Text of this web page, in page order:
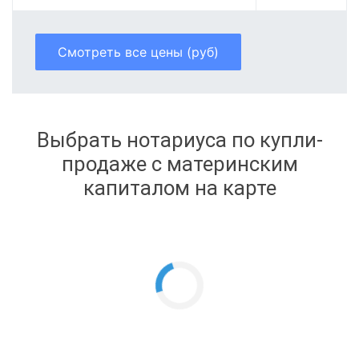
Смотреть все цены (руб)
Выбрать нотариуса по купли-
продаже с материнским
капиталом на карте